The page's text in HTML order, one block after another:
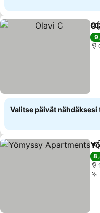
Valitse päivät